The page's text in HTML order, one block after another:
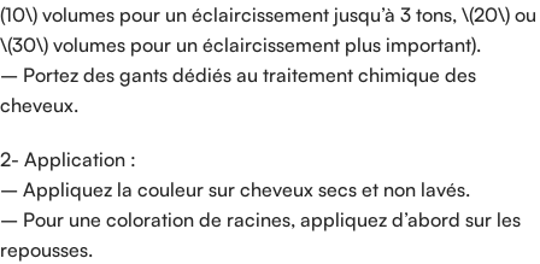
(10\) volumes pour un éclaircissement jusqu’à 3 tons, \(20\) ou
\(30\) volumes pour un éclaircissement plus important).
– Portez des gants dédiés au traitement chimique des
cheveux.
2- Application :
– Appliquez la couleur sur cheveux secs et non lavés.
– Pour une coloration de racines, appliquez d’abord sur les
repousses.